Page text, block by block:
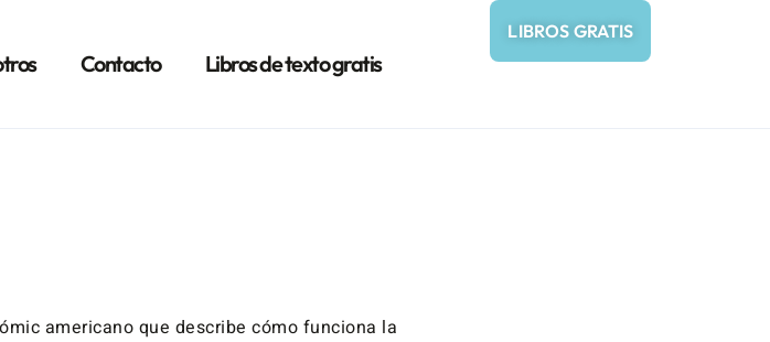
Contacto Libros de texto gratis
LIBROS GRATIS
americano que describe cómo funciona la